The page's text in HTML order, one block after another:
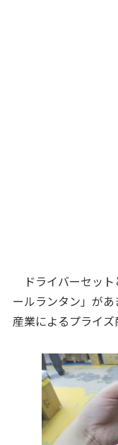
ドライバーセット
ールランタン」が
産業によるプライズ